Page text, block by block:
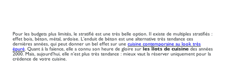
Pour les budgets plus limités, le stratifié est une très belle option. Il existe de multiples stratifiés :
effet bois, béton, métal, ardoise. L’enduit de béton est une alternative très tendance ces
dernières années, qui peut donner un bel effet sur une cuisine contemporaine au look très
épuré . Quant à la faïence, elle a connu son heure de gloire sur les îlots de cuisine des années
2000. Mais, aujourd’hui, elle n’est plus très tendance : mieux vaut la réserver uniquement pour la
crédence de votre cuisine.